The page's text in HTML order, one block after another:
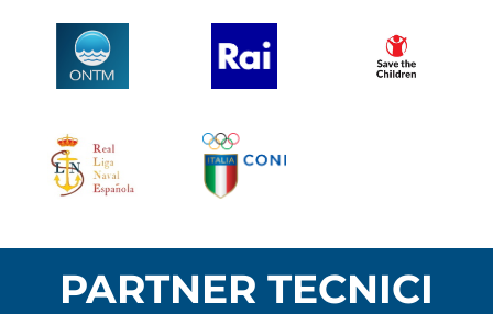
PARTNER TECNICI